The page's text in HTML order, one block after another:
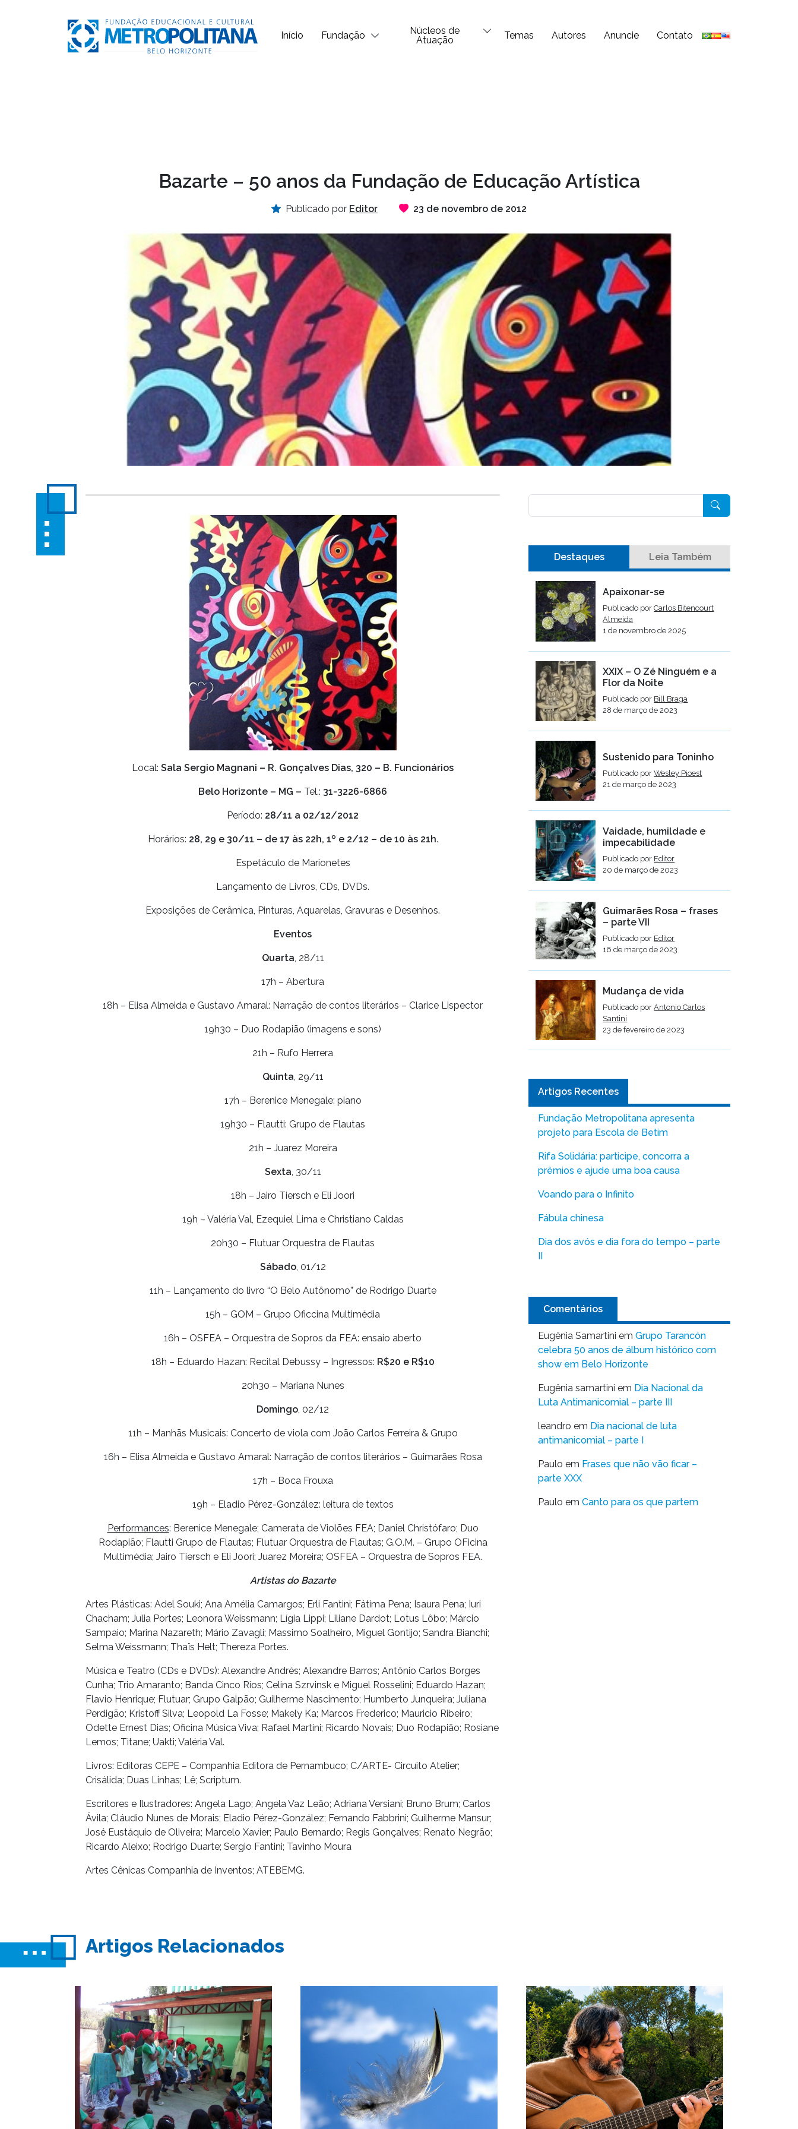
Início Fundação
Núcleos de
Atuação
Temas Autores Anuncie Contato
Bazarte – 50 anos da Fundação de Educação Artística
Publicado por Editor 23 de novembro de 2012
Local: Sala Sergio Magnani – R. Gonçalves Dias, 320 – B. Funcionários
Belo Horizonte – MG – Tel.: 31-3226-6866
Período: 28/11 a 02/12/2012
Horários: 28, 29 e 30/11 – de 17 às 22h, 1º e 2/12 – de 10 às 21h.
Espetáculo de Marionetes
Lançamento de Livros, CDs, DVDs.
Exposições de Cerâmica, Pinturas, Aquarelas, Gravuras e Desenhos.
Eventos
Quarta, 28/11
17h – Abertura
18h – Elisa Almeida e Gustavo Amaral: Narração de contos literários – Clarice Lispector
19h30 – Duo Rodapião (imagens e sons)
21h – Rufo Herrera
Quinta, 29/11
17h – Berenice Menegale: piano
19h30 – Flautti: Grupo de Flautas
21h – Juarez Moreira
Sexta, 30/11
18h – Jairo Tiersch e Eli Joori
19h – Valéria Val, Ezequiel Lima e Christiano Caldas
20h30 – Flutuar Orquestra de Flautas
Sábado, 01/12
11h – Lançamento do livro “O Belo Autônomo” de Rodrigo Duarte
15h – GOM – Grupo Oficcina Multimédia
16h – OSFEA – Orquestra de Sopros da FEA: ensaio aberto
18h – Eduardo Hazan: Recital Debussy – Ingressos: R$20 e R$10
20h30 – Mariana Nunes
Domingo, 02/12
11h – Manhãs Musicais: Concerto de viola com João Carlos Ferreira & Grupo
16h – Elisa Almeida e Gustavo Amaral: Narração de contos literários – Guimarães Rosa
17h – Boca Frouxa
19h – Eladio Pérez-González: leitura de textos
Performances: Berenice Menegale; Camerata de Violões FEA; Daniel Christófaro; Duo
Rodapião; Flautti Grupo de Flautas; Flutuar Orquestra de Flautas; G.O.M. – Grupo OFicina
Multimédia; Jairo Tiersch e Eli Joori; Juarez Moreira; OSFEA – Orquestra de Sopros FEA.
Artistas do Bazarte
Artes Plásticas: Adel Souki; Ana Amélia Camargos; Erli Fantini; Fátima Pena; Isaura Pena; Iuri
Chacham; Julia Portes; Leonora Weissmann; Lígia Lippi; Liliane Dardot; Lotus Lôbo; Márcio
Sampaio; Marina Nazareth; Mário Zavagli; Massimo Soalheiro, Miguel Gontijo; Sandra Bianchi;
Selma Weissmann; Thaïs Helt; Thereza Portes.
Música e Teatro (CDs e DVDs): Alexandre Andrés; Alexandre Barros; Antônio Carlos Borges
Cunha; Trio Amaranto; Banda Cinco Rios; Celina Szrvinsk e Miguel Rosselini; Eduardo Hazan;
Flavio Henrique; Flutuar; Grupo Galpão; Guilherme Nascimento; Humberto Junqueira; Juliana
Perdigão; Kristoff Silva; Leopold La Fosse; Makely Ka; Marcos Frederico; Mauricio Ribeiro;
Odette Ernest Dias; Oficina Música Viva; Rafael Martini; Ricardo Novais; Duo Rodapião; Rosiane
Lemos; Titane; Uakti; Valéria Val.
Livros: Editoras CEPE – Companhia Editora de Pernambuco; C/ARTE- Circuito Atelier;
Crisálida; Duas Linhas; Lê; Scriptum.
Escritores e Ilustradores: Angela Lago; Angela Vaz Leão; Adriana Versiani; Bruno Brum; Carlos
Ávila; Cláudio Nunes de Morais; Eladio Pérez-González; Fernando Fabbrini; Guilherme Mansur;
José Eustáquio de Oliveira; Marcelo Xavier; Paulo Bernardo; Regis Gonçalves; Renato Negrão;
Ricardo Aleixo; Rodrigo Duarte; Sergio Fantini; Tavinho Moura
Artes Cênicas Companhia de Inventos; ATEBEMG.
Destaques Leia Também
Apaixonar-se
Publicado porCarlos Bitencourt
Almeida
1 de novembro de 2025
XXIX – O Zé Ninguém e a
Flor da Noite
Publicado por Bill Braga
28 de março de 2023
Sustenido para Toninho
Publicado porWesley Pioest
21 de março de 2023
Vaidade, humildade e
impecabilidade
Publicado por Editor
20 de março de 2023
Guimarães Rosa – frases
– parte VII
Publicado por Editor
16 de março de 2023
Mudança de vida
Publicado porAntonio Carlos
Santini
23 de fevereiro de 2023
Artigos Recentes
Fundação Metropolitana apresenta
projeto para Escola de Betim
Rifa Solidária: participe, concorra a
prêmios e ajude uma boa causa
Voando para o Infinito
Fábula chinesa
Dia dos avós e dia fora do tempo – parte
II
Comentários
Eugênia Samartini em Grupo Tarancón
celebra 50 anos de álbum histórico com
show em Belo Horizonte
Eugênia samartini em Dia Nacional da
Luta Antimanicomial – parte III
leandro em Dia nacional de luta
antimanicomial – parte I
Paulo em Frases que não vão ficar –
parte XXX
Paulo em Canto para os que partem
Artigos Relacionados